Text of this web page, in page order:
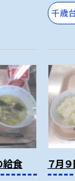
千歳
給食 ７月